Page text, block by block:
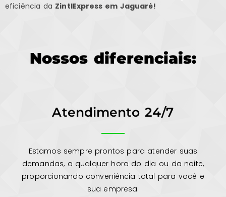
eficiência da ZintlExpress em Jaguaré!
Nossos diferenciais:
Atendimento 24/7
Estamos sempre prontos para atender suas
demandas, a qualquer hora do dia ou da noite,
proporcionando conveniência total para você e
sua empresa.